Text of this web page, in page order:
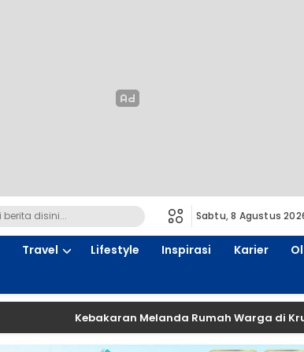
Sabtu, 8 Agustus
Travel Lifestyle Inspirasi Karier
Kebakaran Melanda Rumah Warga di Krukah